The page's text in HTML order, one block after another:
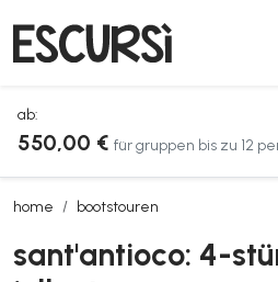
ab:
550,00 € für gruppen bis zu 12
home bootstouren
sant'antioco: 4-stündige private
sant'antioco: 4-